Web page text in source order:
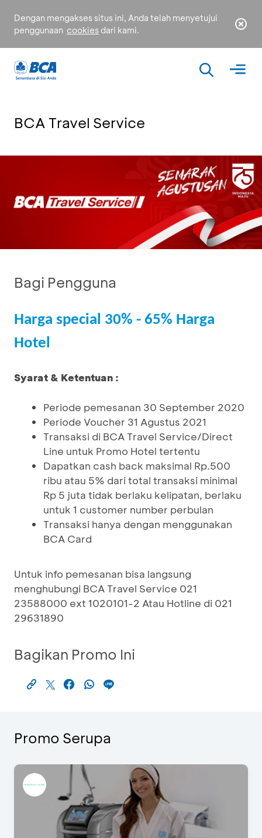
Dengan mengakses situs ini, Anda telah menyetujui
penggunaan cookies dari kami.
BCA Travel Service
Bagi Pengguna
Harga special 30% - 65% Harga
Hotel
Syarat & Ketentuan :
Periode pemesanan 30 September 2020
Periode Voucher 31 Agustus 2021
Transaksi di BCA Travel Service/Direct
Line untuk Promo Hotel tertentu
Dapatkan cash back maksimal Rp.500
ribu atau 5% dari total transaksi minimal
Rp 5 juta tidak berlaku kelipatan, berlaku
untuk 1 customer number perbulan
Transaksi hanya dengan menggunakan
BCA Card
Untuk info pemesanan bisa langsung
menghubungi BCA Travel Service 021
23588000 ext 1020101-2 Atau Hotline di 021
29631890
Bagikan Promo Ini
Promo Serupa